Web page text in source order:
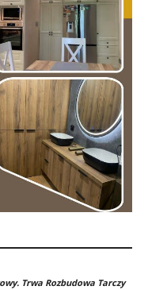
Trwa Rozbudowa Tarczy